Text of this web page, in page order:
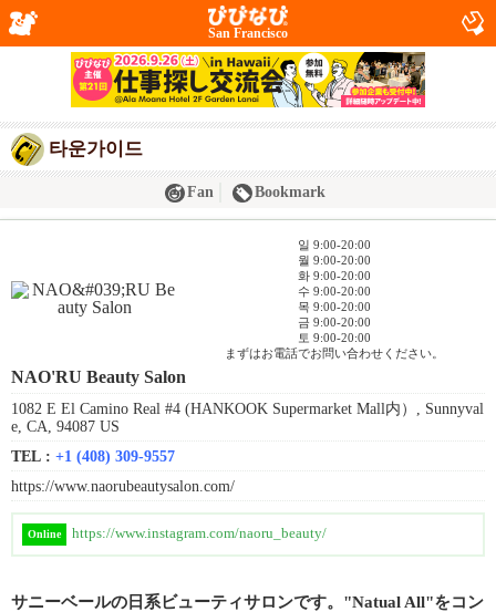
San Francisco
타운가이드
Fan Bookmark
일 9:00-20:00
월 9:00-20:00
화 9:00-20:00
수 9:00-20:00
목 9:00-20:00
금 9:00-20:00
토 9:00-20:00
まずはお電話でお問い合わせください。
NAO'RU Beauty Salon
1082 E El Camino Real #4 (HANKOOK Supermarket Mall内）, Sunnyval
e, CA, 94087 US
TEL : +1 (408) 309-9557
https://www.naorubeautysalon.com/
Online https://www.instagram.com/naoru_beauty/
サニーベールの日系ビューティサロンです。"Natual All"をコン